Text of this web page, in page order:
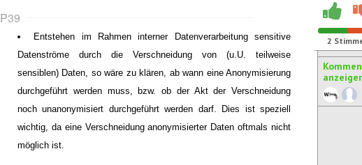
P39
Entstehen im Rahmen interner Datenverarbeitung sensitive
Datenströme durch die Verschneidung von (u.U. teilweise
sensiblen) Daten, so wäre zu klären, ab wann eine Anonymisierung
durchgeführt werden muss, bzw. ob der Akt der Verschneidung
noch unanonymisiert durchgeführt werden darf. Dies ist speziell
wichtig, da eine Verschneidung anonymisierter Daten oftmals nicht
möglich ist.
2